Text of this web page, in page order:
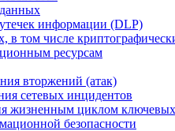
информации (DLP)
в том числе
ресурсам
вторжений (атак)
сетевых инцидентов
жизненным циклом
безопасности